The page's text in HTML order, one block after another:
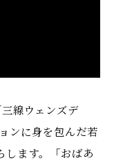
線ウェンズデ
ンに身を包んだ若
します。「おばあ